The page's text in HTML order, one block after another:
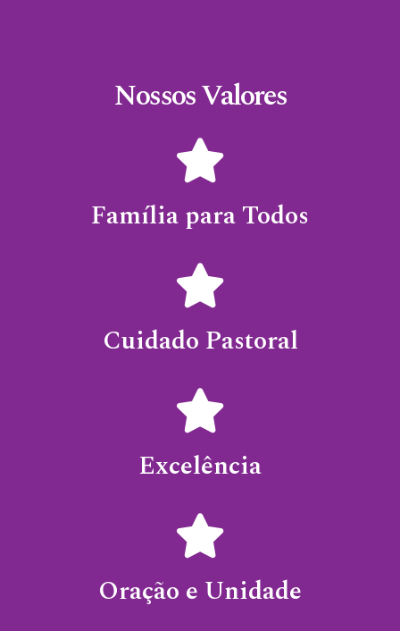
Nossos Valores
Família para Todos
Cuidado Pastoral
Excelência
Oração e Unidade